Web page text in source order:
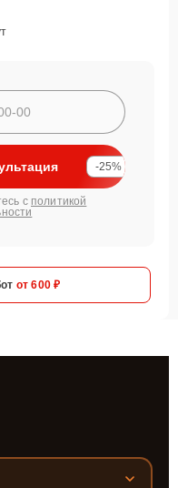
-25%
с политикой
от 600 ₽